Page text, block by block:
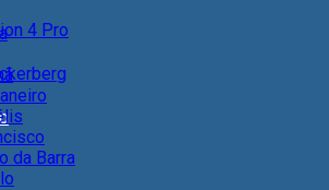
4 Pro
da Barra